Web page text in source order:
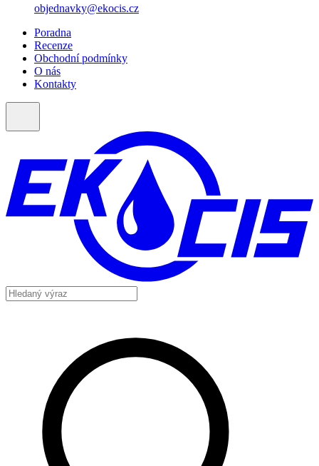
objednavky@ekocis.cz
Poradna
Recenze
Obchodní podmínky
O nás
Kontakty